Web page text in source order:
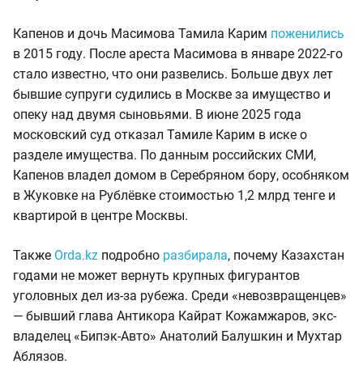
Капенов и дочь Масимова Тамила Карим поженились
в 2015 году. После ареста Масимова в январе 2022-го
стало известно, что они развелись. Больше двух лет
бывшие супруги судились в Москве за имущество и
опеку над двумя сыновьями. В июне 2025 года
московский суд отказал Тамиле Карим в иске о
разделе имущества. По данным российских СМИ,
Капенов владел домом в Серебряном бору, особняком
в Жуковке на Рублёвке стоимостью 1,2 млрд тенге и
квартирой в центре Москвы.
Также Orda.kz подробно разбирала, почему Казахстан
годами не может вернуть крупных фигурантов
уголовных дел из-за рубежа. Среди «невозвращенцев»
— бывший глава Антикора Кайрат Кожамжаров, экс-
владелец «Бипэк-Авто» Анатолий Балушкин и Мухтар
Аблязов.